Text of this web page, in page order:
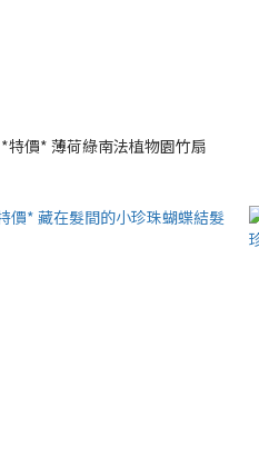
特價* 薄荷綠南法植物園竹扇